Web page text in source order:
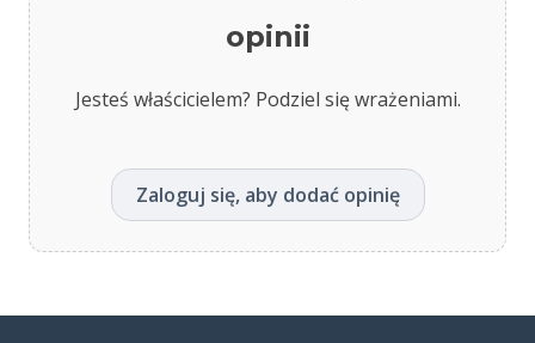
opinii
Jesteś właścicielem? Podziel się wrażeniami.
Zaloguj się, aby dodać opinię